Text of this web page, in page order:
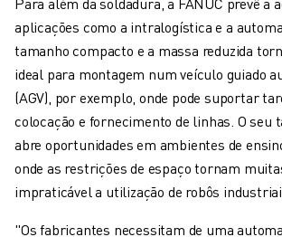
VEÍCULOS ELÉCTRICOS
ALIMENTAÇÃO & BEBIDAS
PLÁSTICOS
ARMAZENAGEM, LOGÍSTICA, CORREIOS &
APLICAÇÕES
TODAS AS APLICAÇÕES
MAQUINAÇÃO DE 5 EIXOS
aplicações como a intralogística e a
tamanho compacto e a massa reduzida
ideal para montagem num veículo guiado
(AGV), por exemplo, onde pode suportar
colocação e fornecimento de linhas. O seu
abre oportunidades em ambientes de
onde as restrições de espaço tornam
impraticável a utilização de robôs
"Os fabricantes necessitam de uma